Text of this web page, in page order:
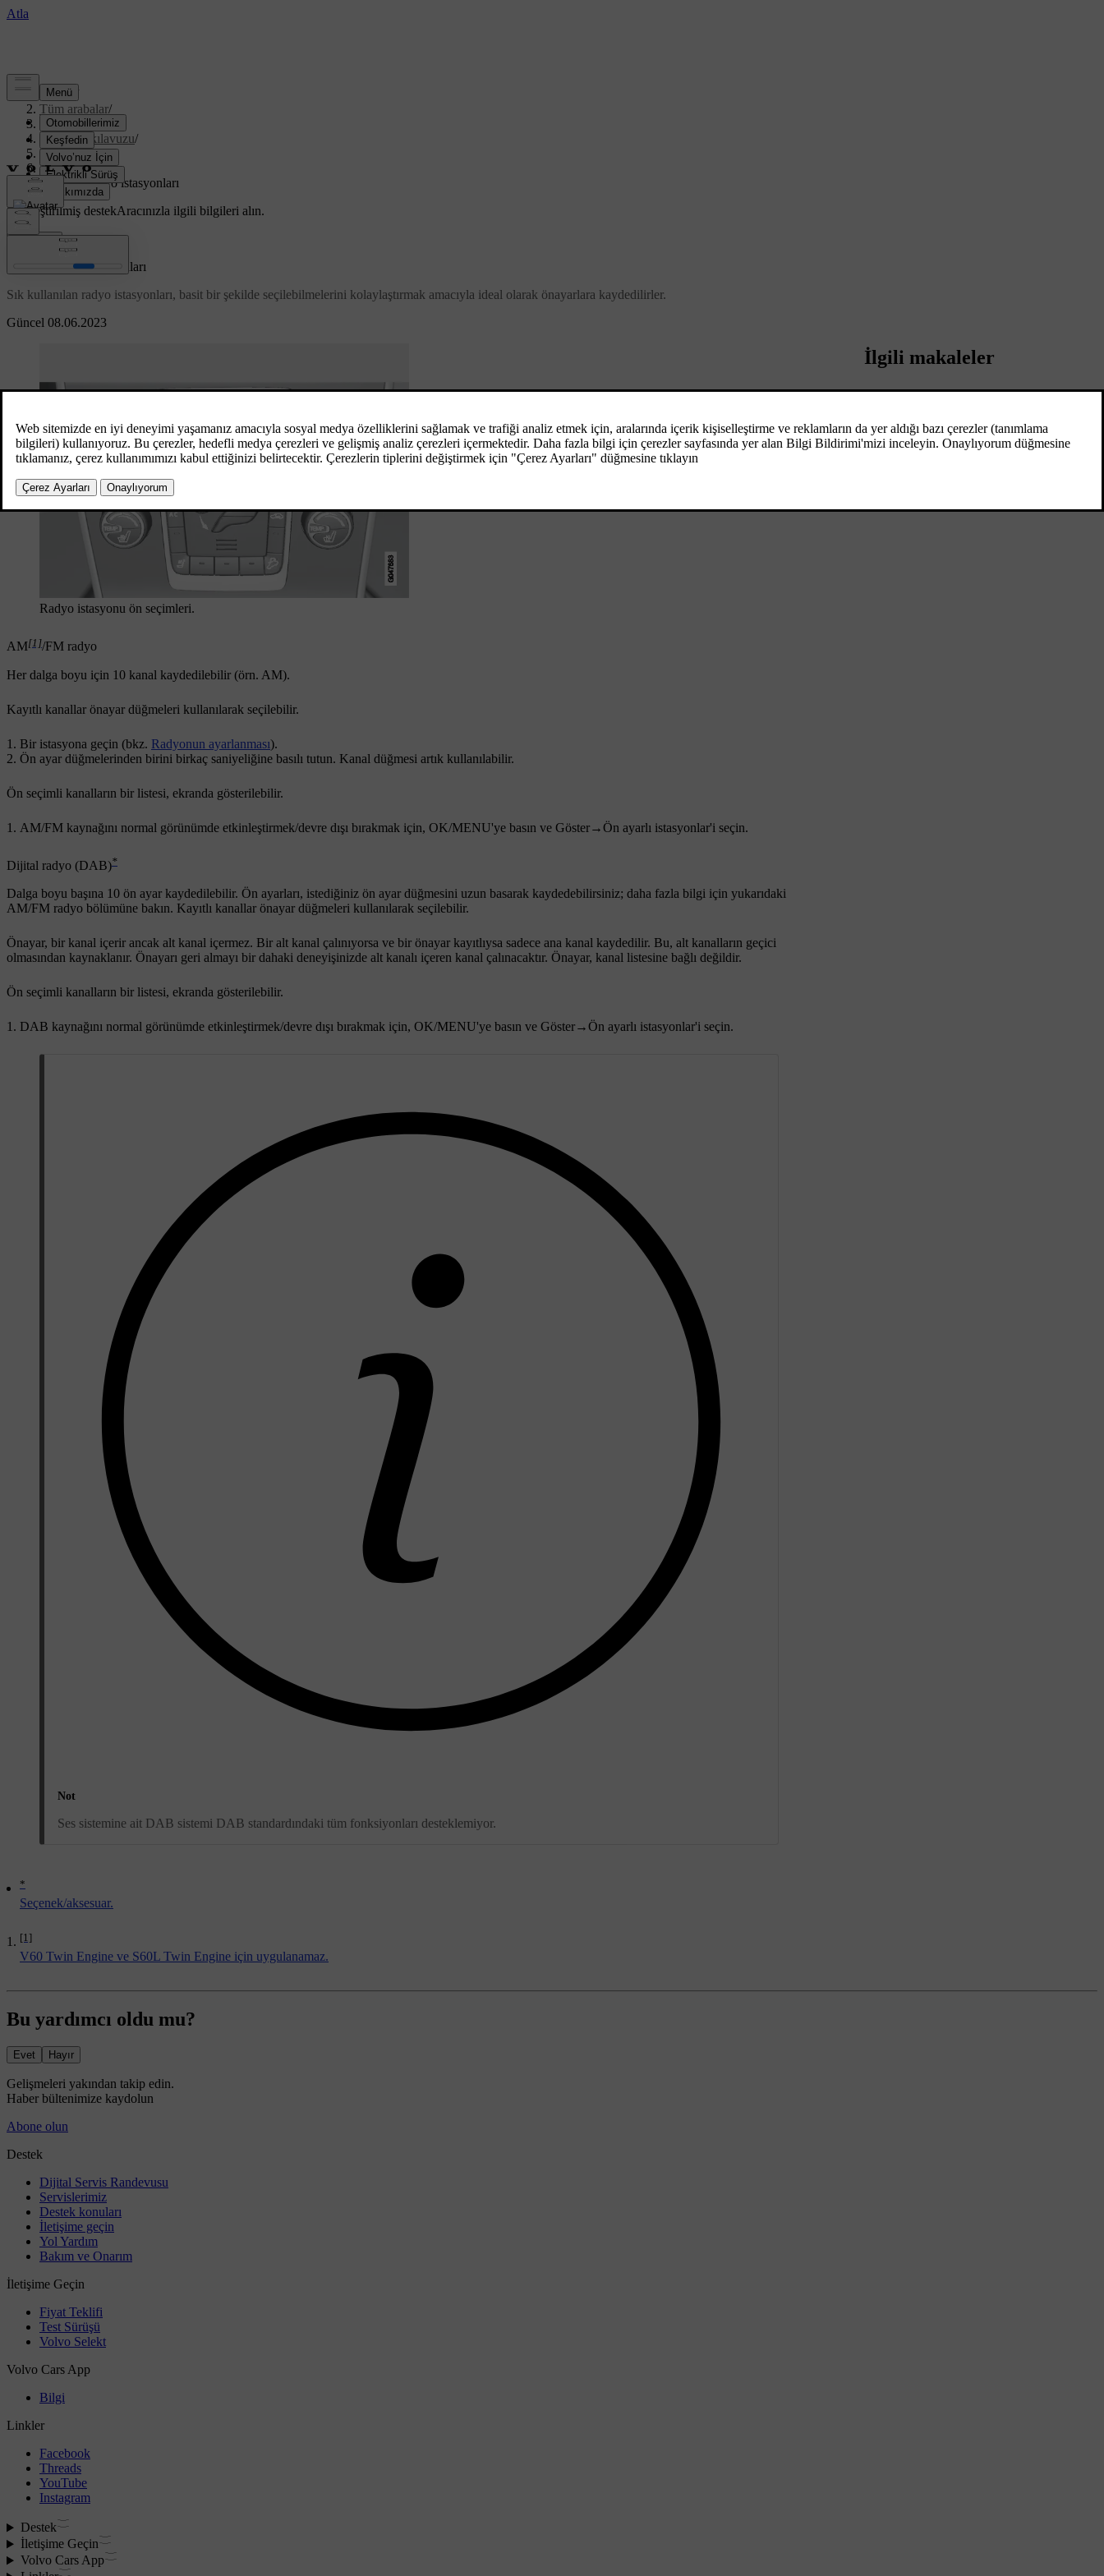
Destek
Tüm arabalar/
XC70 2016/
Kullanıcı kılavuzu/
Infotainment/
Radyo/
Önayarlı radyo istasyonları
Özelleştirilmiş destekAracınızla ilgili bilgileri alın.
Güncel 08.06.2023
Önayarlı radyo istasyonları
Sık kullanılan radyo istasyonları, basit bir şekilde seçilebilmelerini kolaylaştırmak amacıyla ideal olarak önayarlara kaydedilirler.
Radyo istasyonu ön seçimleri.
AM[1]/FM radyo
Her dalga boyu için 10 kanal kaydedilebilir (örn. AM).
Kayıtlı kanallar önayar düğmeleri kullanılarak seçilebilir.
Bir istasyona geçin (bkz. Radyonun ayarlanması).
Ön ayar düğmelerinden birini birkaç saniyeliğine basılı tutun. Kanal düğmesi artık kullanılabilir.
Ön seçimli kanalların bir listesi, ekranda gösterilebilir.
AM/FM kaynağını normal görünümde etkinleştirmek/devre dışı bırakmak için, OK/MENU'ye basın ve Göster→Ön ayarlı istasyonlar'i seçin.
Dijital radyo (DAB)*
Dalga boyu başına 10 ön ayar kaydedilebilir. Ön ayarları, istediğiniz ön ayar düğmesini uzun basarak kaydedebilirsiniz; daha fazla bilgi için yukarıdaki
AM/FM radyo bölümüne bakın. Kayıtlı kanallar önayar düğmeleri kullanılarak seçilebilir.
Önayar, bir kanal içerir ancak alt kanal içermez. Bir alt kanal çalınıyorsa ve bir önayar kayıtlıysa sadece ana kanal kaydedilir. Bu, alt kanalların geçici
olmasından kaynaklanır. Önayarı geri almayı bir dahaki deneyişinizde alt kanalı içeren kanal çalınacaktır. Önayar, kanal listesine bağlı değildir.
Ön seçimli kanalların bir listesi, ekranda gösterilebilir.
DAB kaynağını normal görünümde etkinleştirmek/devre dışı bırakmak için, OK/MENU'ye basın ve Göster→Ön ayarlı istasyonlar'i seçin.
Not
Ses sistemine ait DAB sistemi DAB standardındaki tüm fonksiyonları desteklemiyor.
*
Seçenek/aksesuar.
[1]
V60 Twin Engine ve S60L Twin Engine için uygulanamaz.
İlgili makaleler
Radyo, halihazırda aldığı radyo
Bu yardımcı oldu mu?
Evet Hayır